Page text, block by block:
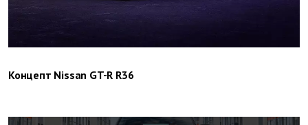
Концепт Nissan GT-R R36